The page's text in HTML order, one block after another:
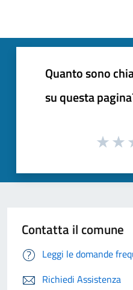
Quanto sono
su questa
Contatta il comune
Leggi le domande
Richiedi Assistenza